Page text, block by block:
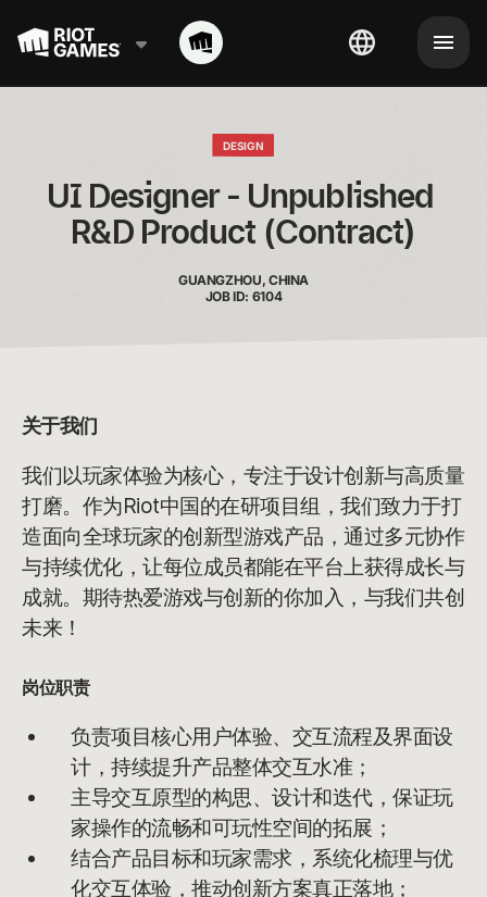
DESIGN
UI Designer - Unpublished
R&D Product (Contract)
GUANGZHOU, CHINA
JOB ID: 6104
关于我们
我们以玩家体验为核心，专注于设计创新与高质量
打磨。作为Riot中国的在研项目组，我们致力于打
造面向全球玩家的创新型游戏产品，通过多元协作
与持续优化，让每位成员都能在平台上获得成长与
成就。期待热爱游戏与创新的你加入，与我们共创
未来！
岗位职责
负责项目核心用户体验、交互流程及界面设
计，持续提升产品整体交互水准；
主导交互原型的构思、设计和迭代，保证玩
家操作的流畅和可玩性空间的拓展；
结合产品目标和玩家需求，系统化梳理与优
化交互体验，推动创新方案真正落地；